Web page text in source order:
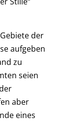
der
aufgeben
zu
seien
aber
eines